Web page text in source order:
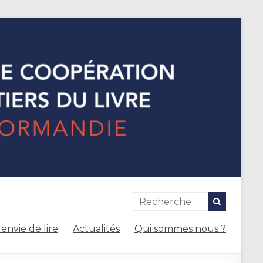
de lire Actualités Qui sommes nous ?